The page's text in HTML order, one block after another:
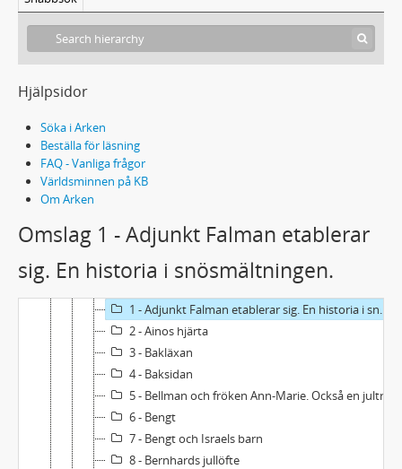
Hjälpsidor
Söka i Arken
Beställa för läsning
FAQ - Vanliga frågor
Världsminnen på KB
Om Arken
Omslag 1 - Adjunkt Falman etablerar
sig. En historia i snösmältningen.
Handskrift 41 - Frida Åslunds arkiv
Romaner
Noveller
1 - Adjunkt Falman etablerar sig. En historia i snösmältningen.
2 - Ainos hjärta
3 - Bakläxan
4 - Baksidan
5 - Bellman och fröken Ann-Marie. Också en jultradition.
6 - Bengt
7 - Bengt och Israels barn
8 - Bernhards jullöfte